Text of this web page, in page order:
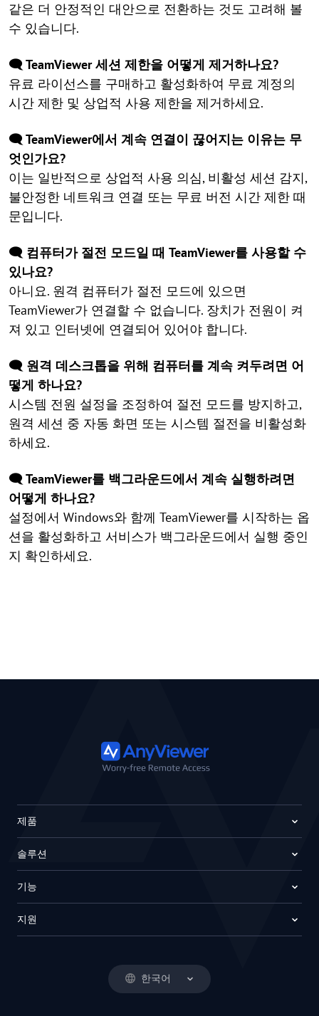
같은 더 안정적인 대안으로 전환하는 것도 고려해 볼
수 있습니다.
🗨️ TeamViewer 세션 제한을 어떻게 제거하나요?
유료 라이선스를 구매하고 활성화하여 무료 계정의
시간 제한 및 상업적 사용 제한을 제거하세요.
🗨️ TeamViewer에서 계속 연결이 끊어지는 이유는 무
엇인가요?
이는 일반적으로 상업적 사용 의심, 비활성 세션 감지,
불안정한 네트워크 연결 또는 무료 버전 시간 제한 때
문입니다.
🗨️ 컴퓨터가 절전 모드일 때 TeamViewer를 사용할 수
있나요?
아니요. 원격 컴퓨터가 절전 모드에 있으면
TeamViewer가 연결할 수 없습니다. 장치가 전원이 켜
져 있고 인터넷에 연결되어 있어야 합니다.
🗨️ 원격 데스크톱을 위해 컴퓨터를 계속 켜두려면 어
떻게 하나요?
시스템 전원 설정을 조정하여 절전 모드를 방지하고,
원격 세션 중 자동 화면 또는 시스템 절전을 비활성화
하세요.
🗨️ TeamViewer를 백그라운드에서 계속 실행하려면
어떻게 하나요?
설정에서 Windows와 함께 TeamViewer를 시작하는 옵
션을 활성화하고 서비스가 백그라운드에서 실행 중인
지 확인하세요.
한국어
제품
솔루션
기능
지원